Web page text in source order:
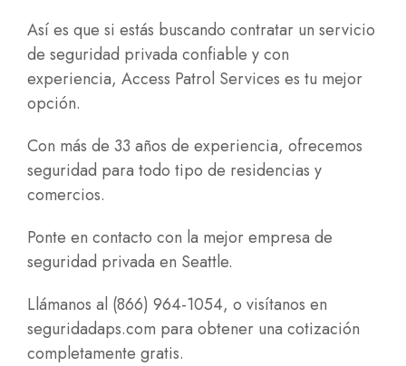
Así es que si estás buscando contratar un servicio
de seguridad privada confiable y con
experiencia, Access Patrol Services es tu mejor
opción.
Con más de 33 años de experiencia, ofrecemos
seguridad para todo tipo de residencias y
comercios.
Ponte en contacto con la mejor empresa de
seguridad privada en Seattle.
Llámanos al (866) 964-1054, o visítanos en
seguridadaps.com para obtener una cotización
completamente gratis.